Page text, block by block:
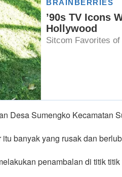
Desa Sumengko Kecamatan
banyak yang rusak dan
penambalan di titik